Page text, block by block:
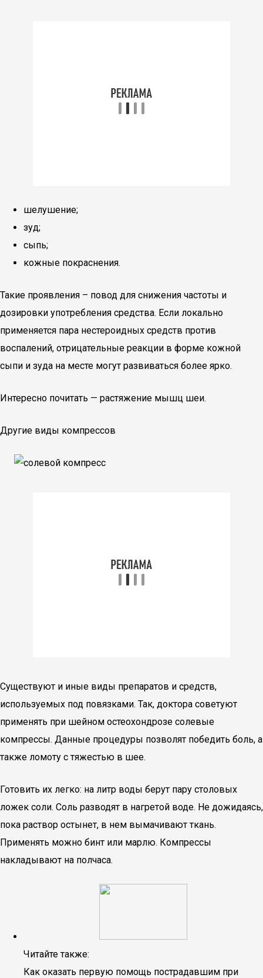
шелушение;
зуд;
сыпь;
кожные покраснения.
Такие проявления – повод для снижения частоты и
дозировки употребления средства. Если локально
применяется пара нестероидных средств против
воспалений, отрицательные реакции в форме кожной
сыпи и зуда на месте могут развиваться более ярко.
Интересно почитать — растяжение мышц шеи.
Другие виды компрессов
Существуют и иные виды препаратов и средств,
используемых под повязками. Так, доктора советуют
применять при шейном остеохондрозе солевые
компрессы. Данные процедуры позволят победить боль, а
также ломоту с тяжестью в шее.
Готовить их легко: на литр воды берут пару столовых
ложек соли. Соль разводят в нагретой воде. Не дожидаясь,
пока раствор остынет, в нем вымачивают ткань.
Применять можно бинт или марлю. Компрессы
накладывают на полчаса.
Читайте также:
Как оказать первую помощь пострадавшим при